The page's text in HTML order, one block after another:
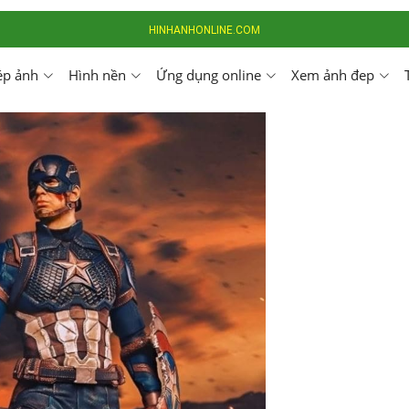
HINHANHONLINE.COM
ảnh Hình nền Ứng dụng online Xem ảnh đep